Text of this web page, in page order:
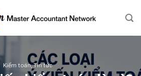
Kiểm toán,Tin tức